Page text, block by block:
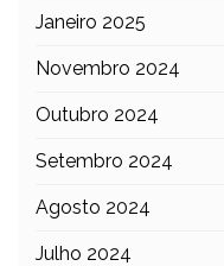
Janeiro 2025
Novembro 2024
Outubro 2024
Setembro 2024
Agosto 2024
Julho 2024